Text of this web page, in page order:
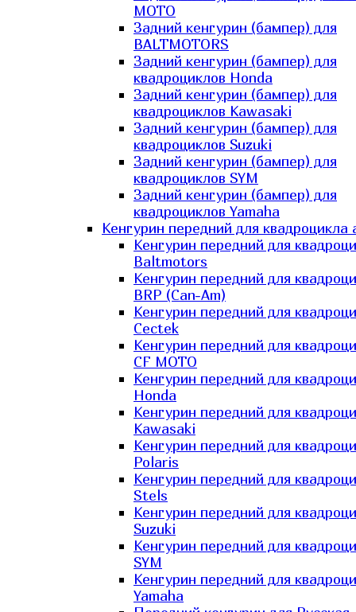
MOTO
Задний кенгурин (бампер) для
BALTMOTORS
Задний кенгурин (бампер) для
квадроциклов Honda
Задний кенгурин (бампер) для
квадроциклов Kawasaki
Задний кенгурин (бампер) для
квадроциклов Suzuki
Задний кенгурин (бампер) для
квадроциклов SYM
Задний кенгурин (бампер) для
квадроциклов Yamaha
Кенгурин передний для квадроцикла
Кенгурин передний для
Baltmotors
Кенгурин передний для
BRP (Can-Am)
Кенгурин передний для
Cectek
Кенгурин передний для
CF MOTO
Кенгурин передний для
Honda
Кенгурин передний для
Kawasaki
Кенгурин передний для
Polaris
Кенгурин передний для
Stels
Кенгурин передний для
Suzuki
Кенгурин передний для
SYM
Кенгурин передний для
Yamaha